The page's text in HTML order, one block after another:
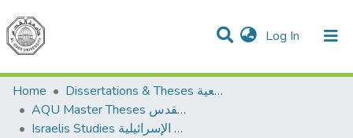
Log In (current)
Communities & Collections
All of DSpace
Home
Dissertations & Theses الرسائل الجامعية
AQU Master Theses الرسائل الجامعية الخاصة بجامعة القدس
Israelis Studies الدراسات الإسرائيلية